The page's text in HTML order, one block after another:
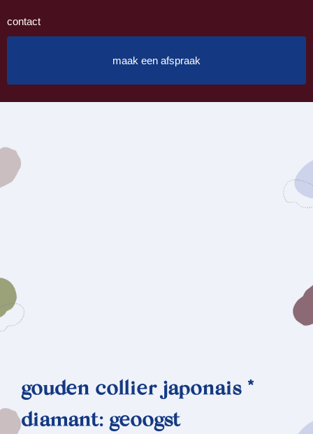
contact
maak een afspraak
gouden collier japonais *
diamant: geoogst